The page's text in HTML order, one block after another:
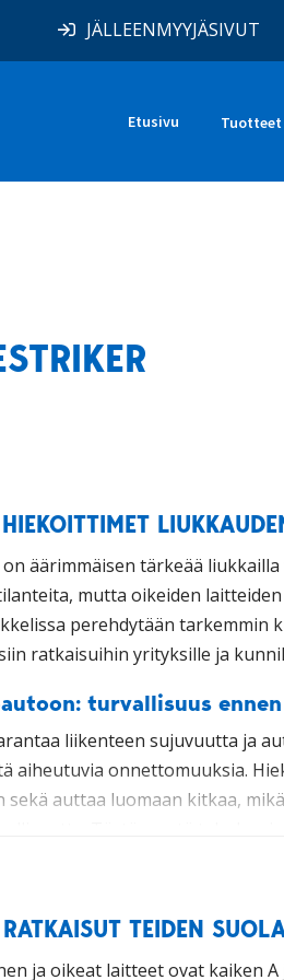
JÄLLEENMYYJÄSIVUT
Etusivu Tuotteet
äärimmäisen tärkeää
mutta oikeiden
perehdytään tarkemmin
ratkaisuihin yrityksille ja
turvallisuus
liikenteen sujuvuutta ja
aiheutuvia onnettomuuksia.
sekä auttaa luomaan kitkaa,
parantaen merkittävästi
tärkeitä talvikaudella,
TEIDEN
ja oikeat laitteet ovat kaiken A